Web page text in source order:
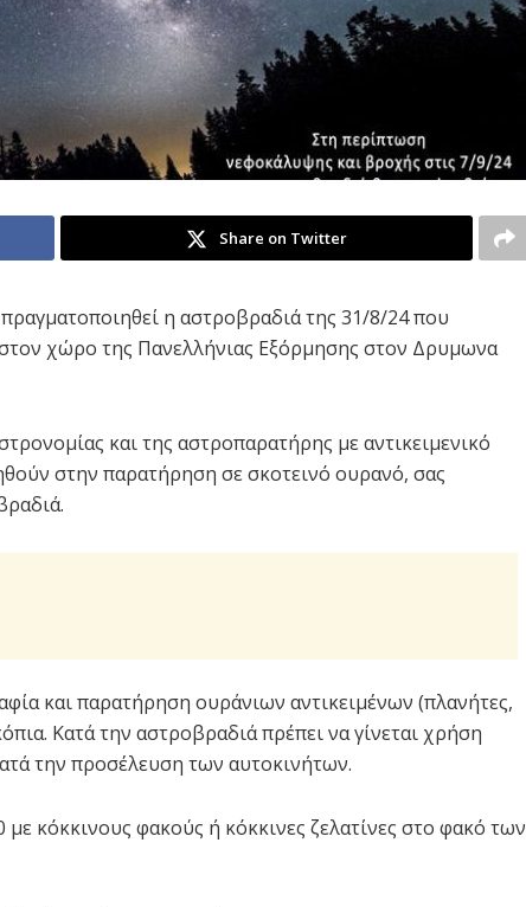
Share on Twitter
η αστροβραδιά της 31/8/24 που
χώρο της Πανελλήνιας Εξόρμησης στον Δρυμωνα
και της αστροπαρατήρης με αντικειμενικό
στην παρατήρηση σε σκοτεινό ουρανό, σας
και παρατήρηση ουράνιων αντικειμένων (πλανήτες,
Κατά την αστροβραδιά πρέπει να γίνεται χρήση
την προσέλευση των αυτοκινήτων.
με κόκκινους φακούς ή κόκκινες ζελατίνες στο φακό των